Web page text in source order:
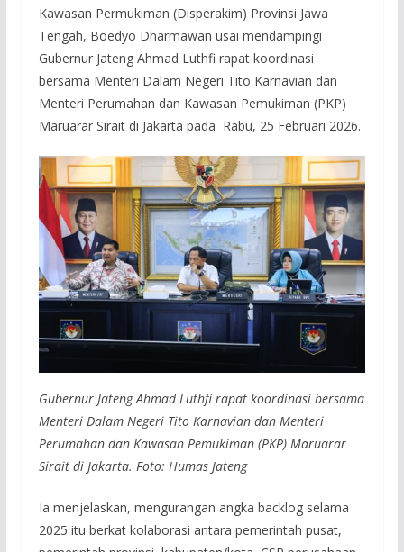
Kawasan Permukiman (Disperakim) Provinsi Jawa
Tengah, Boedyo Dharmawan usai mendampingi
Gubernur Jateng Ahmad Luthfi rapat koordinasi
bersama Menteri Dalam Negeri Tito Karnavian dan
Menteri Perumahan dan Kawasan Pemukiman (PKP)
Maruarar Sirait di Jakarta pada Rabu, 25 Februari 2026.
Gubernur Jateng Ahmad Luthfi rapat koordinasi bersama
Menteri Dalam Negeri Tito Karnavian dan Menteri
Perumahan dan Kawasan Pemukiman (PKP) Maruarar
Sirait di Jakarta. Foto: Humas Jateng
Ia menjelaskan, mengurangan angka backlog selama
2025 itu berkat kolaborasi antara pemerintah pusat,